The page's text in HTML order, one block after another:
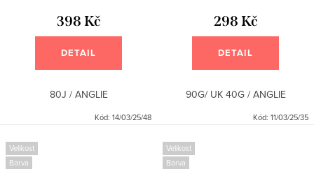
398 Kč
DETAIL
80J / ANGLIE
Kód: 14/03/25/48
298 Kč
DETAIL
90G/ UK 40G / ANGLIE
Kód: 11/03/25/35
Velikost
Barva
Velikost
Barva